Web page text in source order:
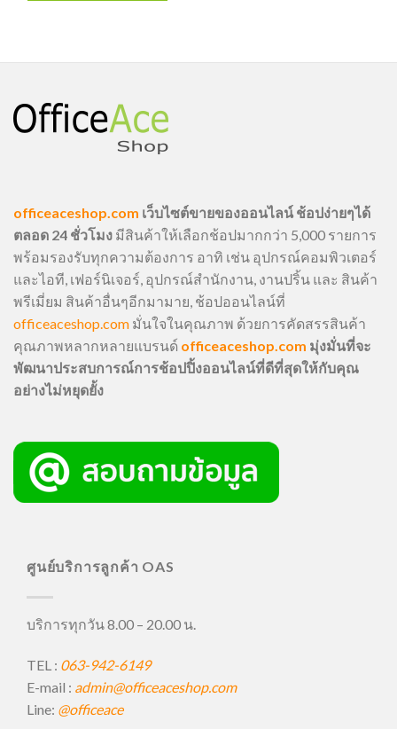
officeaceshop.com เว็บไซต์ขายของออนไลน์ ช้อปง่ายๆได้
ตลอด 24 ชั่วโมง มีสินค้าให้เลือกช้อปมากกว่า 5,000 รายการ
พร้อมรองรับทุกความต้องการ อาทิ เช่น อุปกรณ์คอมพิวเตอร์
และไอที, เฟอร์นิเจอร์, อุปกรณ์สำนักงาน, งานปริ้น และ สินค้า
พรีเมี่ยม สินค้าอื่นๆอีกมามาย, ช้อปออนไลน์ที่
officeaceshop.com มั่นใจในคุณภาพ ด้วยการคัดสรรสินค้า
คุณภาพหลากหลายแบรนด์ officeaceshop.com มุ่งมั่นที่จะ
พัฒนาประสบการณ์การช้อปปิ้งออนไลน์ที่ดีที่สุดให้กับคุณ
อย่างไม่หยุดยั้ง
ศูนย์บริการลูกค้า OAS
บริการทุกวัน 8.00 – 20.00 น.
TEL : 063-942-6149
E-mail : admin@officeaceshop.com
Line: @officeace